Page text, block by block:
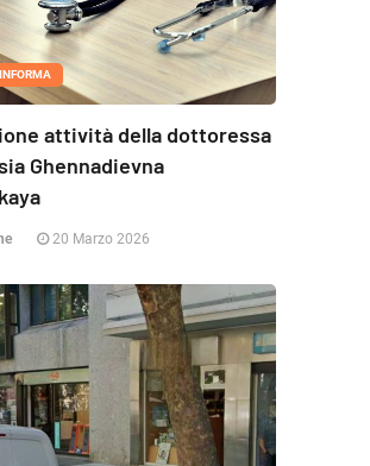
attività della dottoressa
Ghennadievna
20 Marzo 2026